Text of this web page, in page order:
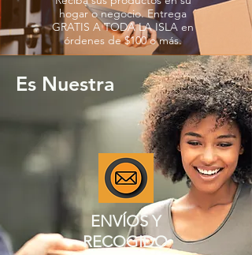
hogar o negocio. Entrega
GRATIS A TODA LA ISLA en
órdenes de $100 o más.
Es Nuestra
ENVÍOS Y
RECOGIDO